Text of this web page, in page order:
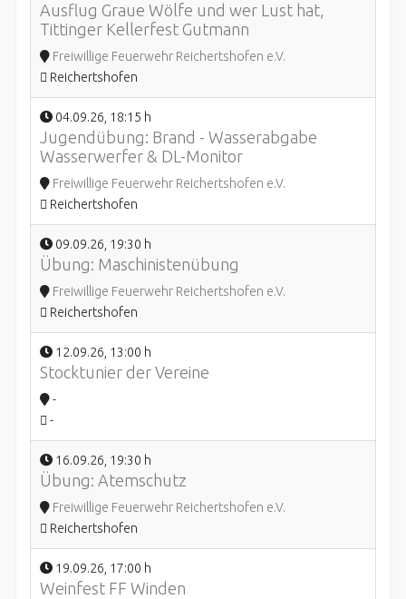
Ausflug Graue Wölfe und wer Lust hat,
Tittinger Kellerfest Gutmann
Freiwillige Feuerwehr Reichertshofen e.V.
Reichertshofen
04.09.26, 18:15 h
Jugendübung: Brand - Wasserabgabe
Wasserwerfer & DL-Monitor
Freiwillige Feuerwehr Reichertshofen e.V.
Reichertshofen
09.09.26, 19:30 h
Übung: Maschinistenübung
Freiwillige Feuerwehr Reichertshofen e.V.
Reichertshofen
12.09.26, 13:00 h
Stocktunier der Vereine
-
-
16.09.26, 19:30 h
Übung: Atemschutz
Freiwillige Feuerwehr Reichertshofen e.V.
Reichertshofen
19.09.26, 17:00 h
Weinfest FF Winden